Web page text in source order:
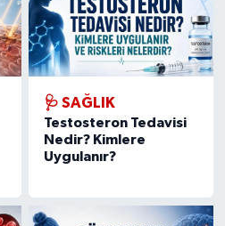
🩺 SAĞLIK
Testosteron Tedavisi
Nedir? Kimlere
Uygulanır?